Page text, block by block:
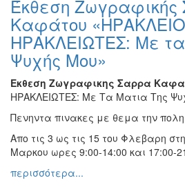
Ζωγραφική
Φωτογραφία
Τραγούδι
Μουσική
Κινηματογράφος
Χορός
Θέατρο
Παζάρι
Ειδών
Έκθεση
Καφάτου
ΗΡΑΚΛEΙΩΤΕΣ: Με
Ψυχής Μου»
Εκθεση Ζωγραφικης Σαρρα
ΗΡΑΚΛEΙΩΤΕΣ: Με Τα Ματια Της
Πενηντα πινακες με θεμα την
Απο τις 3 ως τις 15 του Φλεβαρη
Μαρκου ωρες 9:00-14:00 και 17:00-
περισσότερα...